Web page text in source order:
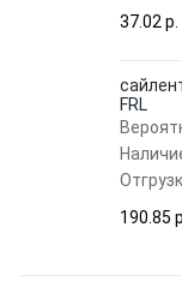
37.02 p.
FRL
190.85 p.